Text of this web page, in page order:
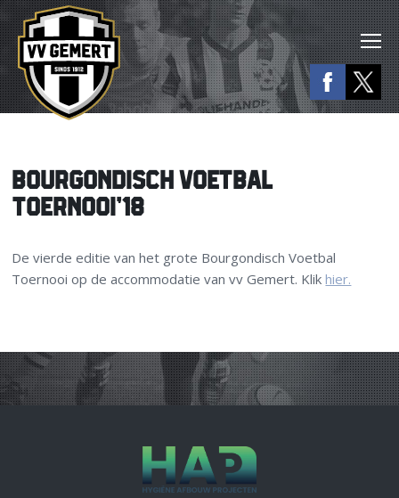
BOURGONDISCH VOETBAL
TOERNOOI’18
De vierde editie van het grote Bourgondisch Voetbal
Toernooi op de accommodatie van vv Gemert. Klikhier.